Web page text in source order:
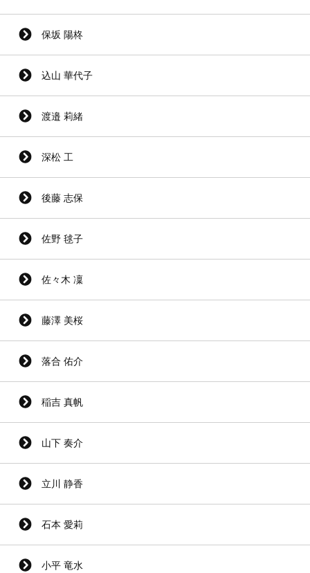
保坂 陽柊
込山 華代子
渡邉 莉緒
深松 工
後藤 志保
佐野 毬子
佐々木 凜
藤澤 美桜
落合 佑介
稲吉 真帆
山下 奏介
立川 静香
石本 愛莉
小平 竜水